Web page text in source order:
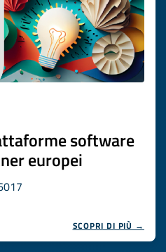
software
europei
SCOPRI DI PIÙ →